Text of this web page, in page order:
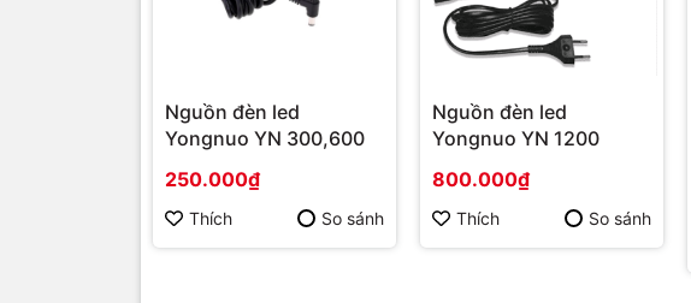
Nguồn đèn led
Yongnuo YN 300,600
250.000₫
Thích So sánh
Nguồn đèn led
Yongnuo YN 1200
800.000₫
Thích So sánh